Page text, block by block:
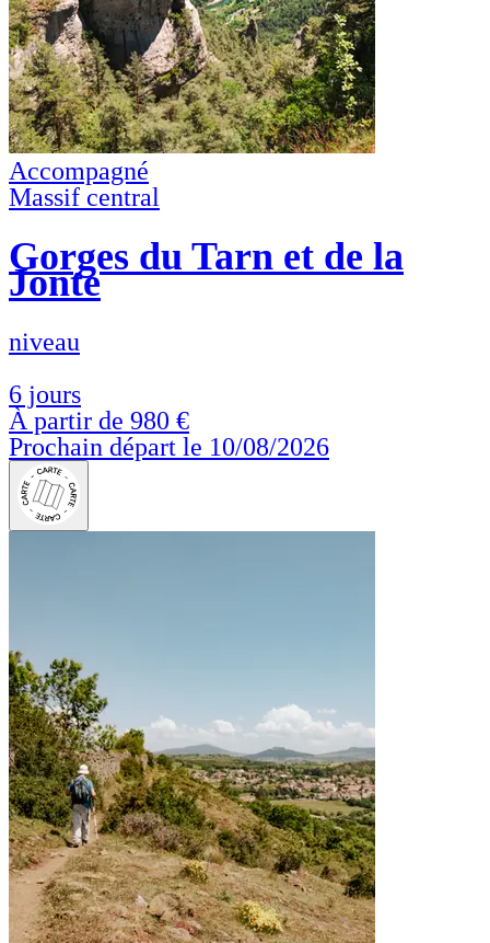
Accompagné
Massif central
Gorges du Tarn et de la
Jonte
niveau
6 jours
À partir de 980 €
Prochain départ le 10/08/2026